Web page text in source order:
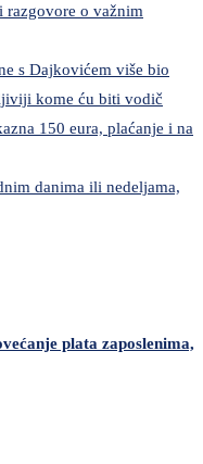
razgovore o važnim
s Dajkovićem više bio
kome ću biti vodič
150 eura, plaćanje i na
danima ili nedeljama,
plata zaposlenima,